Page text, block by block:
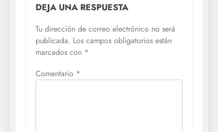
DEJA UNA RESPUESTA
Tu dirección de correo electrónico no será
publicada. Los campos obligatorios están
marcados con *
Comentario *